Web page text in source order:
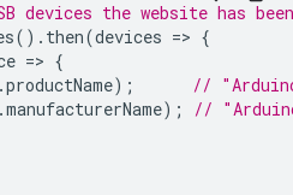
devices the website has
(). then(devices => {
=> {
.productName);
//
.manufacturerName);
//